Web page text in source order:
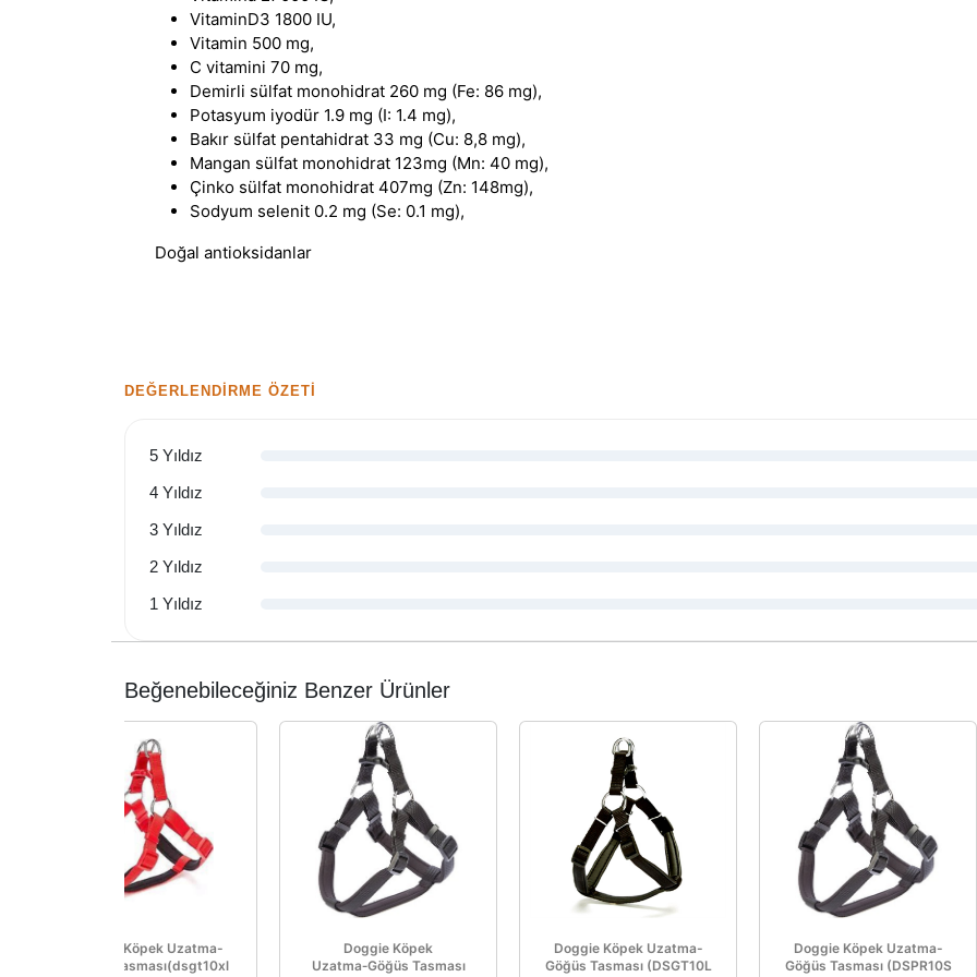
VitaminD3 1800 IU,
Vitamin 500 mg,
C vitamini 70 mg,
Demirli sülfat monohidrat 260 mg (Fe: 86 mg),
Potasyum iyodür 1.9 mg (I: 1.4 mg),
Bakır sülfat pentahidrat 33 mg (Cu: 8,8 mg),
Mangan sülfat monohidrat 123mg (Mn: 40 mg),
Çinko sülfat monohidrat 407mg (Zn: 148mg),
Sodyum selenit 0.2 mg (Se: 0.1 mg),
Doğal antioksidanlar
DEĞERLENDIRME ÖZETI
5 Yıldız
4 Yıldız
3 Yıldız
2 Yıldız
1 Yıldız
Beğenebileceğiniz Benzer Ürünler
Doggie Köpek Uzatma-
Gögüs Tasması(dsgt10xl
Doggie Köpek
Uzatma‑Göğüs Tasması
Doggie Köpek Uzatma-
Göğüs Tasması (DSGT10L
Doggie Köpek Uzatma-
Göğüs Tasması (DSPR10S